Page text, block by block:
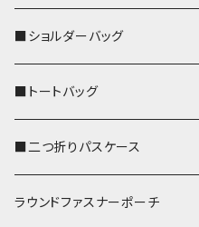
■ショルダーバッグ
■トートバッグ
■二つ折りパスケース
ラウンドファスナーポーチ